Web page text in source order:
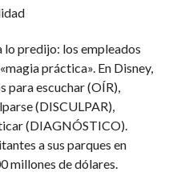
predijo: los empleados
práctica». En Disney,
para escuchar (OÍR),
(DISCULPAR),
(DIAGNÓSTICO).
a sus parques en
millones de dólares.